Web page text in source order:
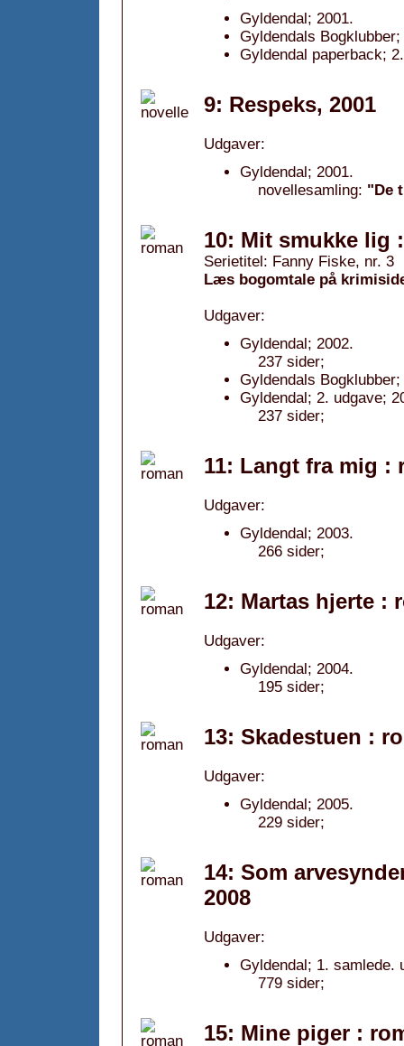
Gyldendal; 2001.
Gyldendals
Gyldendal paperback;
9: Respeks, 2001
Udgaver:
Gyldendal; 2001.
novellesamling: "De
10: Mit smukke lig
Serietitel: Fanny Fiske, nr. 3
Læs bogomtale på
Udgaver:
Gyldendal; 2002.
237 sider;
Gyldendals
Gyldendal; 2. udgave;
237 sider;
11: Langt fra mig :
Udgaver:
Gyldendal; 2003.
266 sider;
12: Martas hjerte :
Udgaver:
Gyldendal; 2004.
195 sider;
13: Skadestuen :
Udgaver:
Gyldendal; 2005.
229 sider;
14: Som
2008
Udgaver:
Gyldendal; 1. samlede.
779 sider;
15: Mine piger :